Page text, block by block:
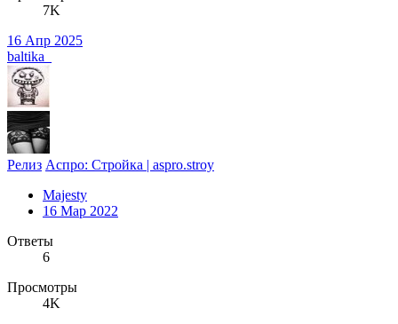
7K
16 Апр 2025
baltika_
Релиз Аспро: Стройка | aspro.stroy
Majesty
16 Мар 2022
Ответы
6
Просмотры
4K